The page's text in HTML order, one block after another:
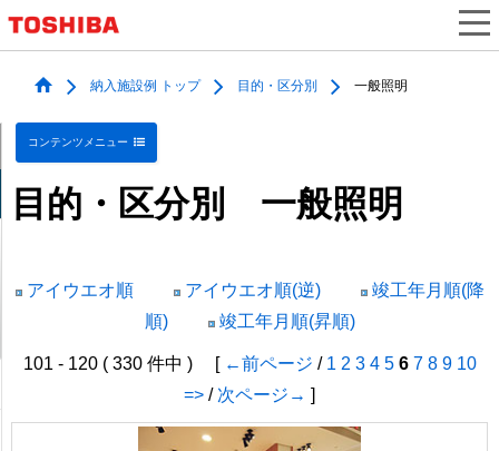
納入施設例 トップ 目的・区分別 一般照明
コンテンツメニュー
目的・区分別 一般照明
アイウエオ順 アイウエオ順(逆)
竣工年月順(降
順)
竣工年月順(昇順)
101 - 120 ( 330 件中 ) [ ←前ページ / 1 2 3 4 5 6 7 8 9 10
=> / 次ページ→ ]